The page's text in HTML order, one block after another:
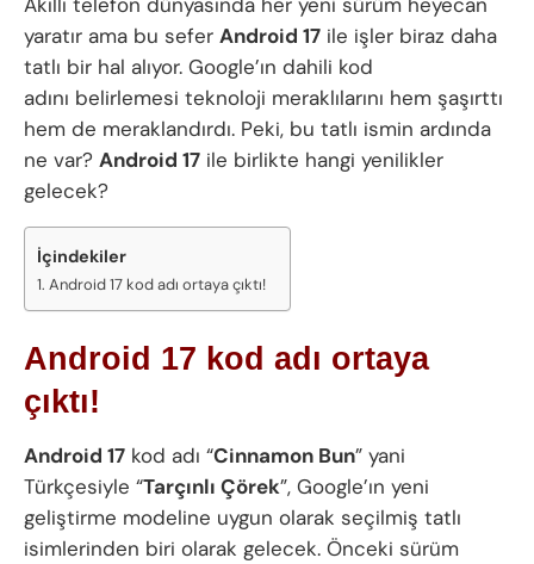
yaratır ama bu sefer Android 17 ile işler biraz daha
tatlı bir hal alıyor. Google’ın dahili kod
adını belirlemesi teknoloji meraklılarını hem şaşırttı
hem de meraklandırdı. Peki, bu tatlı ismin ardında
ne var? Android 17 ile birlikte hangi yenilikler
gelecek?
İçindekiler
Android 17 kod adı ortaya çıktı!
Android 17 kod adı ortaya
çıktı!
Android 17 kod adı “Cinnamon Bun” yani
Türkçesiyle “Tarçınlı Çörek”, Google’ın yeni
geliştirme modeline uygun olarak seçilmiş tatlı
isimlerinden biri olarak gelecek. Önceki sürüm